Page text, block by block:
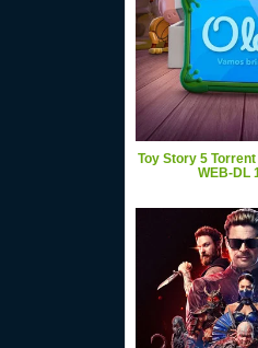
Toy Story 5
WEB-DL